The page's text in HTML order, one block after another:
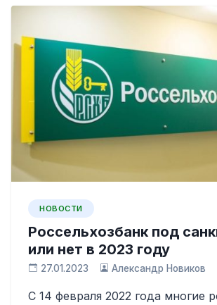
НОВОСТИ
Россельхозбанк под
или нет в 2023 году
27.01.2023 Александр Новиков
С 14 февраля 2022 года многие